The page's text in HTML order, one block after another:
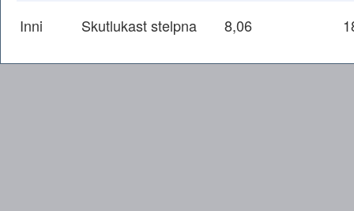
Inni
Skutlukast stelpna 8,06